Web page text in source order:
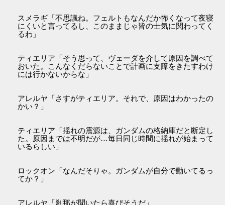
スメラギ「不思議ね。フェルトもなんだか怖くなって夜寝
にくいと言ってるし、このままじゃ皆の士気に関わってく
るわ」
ティエリア「そう思って、ヴェーダを介して原因を調べて
おいた。こんなくだらないことで計画に支障をきたすわけ
には行かないからな」
アレルヤ「さすがティエリア。それで、原因はわかったの
かい？」
ティエリア「揺れの震源は、ガンダムの格納庫だと断定し
た。原因までは不明だが…毎日同じ時間に揺れが始まって
いるらしい」
ロックオン「なんだそりゃ。ガンダムが自分で動いてるっ
てか？」
アレルヤ「刹那が聞いたら喜びそうだ」